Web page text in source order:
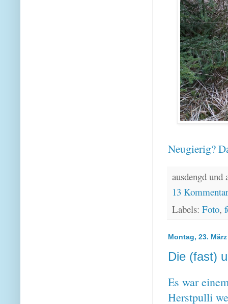
Neugierig?
ausdengd
13
Labels: Foto,
Montag, 23.
Die (fast)
Es war
Herstpulli